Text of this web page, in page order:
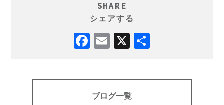
SHARE
シェアする
ブログ一覧